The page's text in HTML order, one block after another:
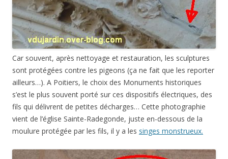
Car souvent, après nettoyage et restauration, les sculptures
sont protégées contre les pigeons (ça ne fait que les reporter
ailleurs…). A Poitiers, le choix des Monuments historiques
s’est le plus souvent porté sur ces dispositifs électriques, des
fils qui délivrent de petites décharges… Cette photographie
vient de l’église Sainte-Radegonde, juste en-dessous de la
moulure protégée par les fils, il y a les singes monstrueux.